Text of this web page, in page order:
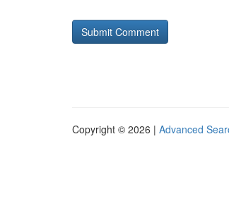
Copyright © 2026 | Advanced